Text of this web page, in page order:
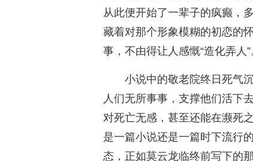
从此便开始了一辈子的疯癫，
藏着对那个形象模糊的初恋的
事，不由得让人感慨“造化弄人”
小说中的敬老院终日死气
人们无所事事，支撑他们活下
对死亡无感，甚至还能在濒死
是一篇小说还是一篇时下流行
态，正如莫云龙临终前写下的